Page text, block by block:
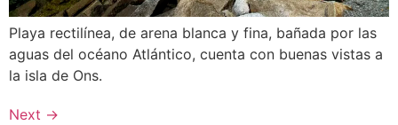
Playa rectilínea, de arena blanca y fina, bañada por las
aguas del océano Atlántico, cuenta con buenas vistas a
la isla de Ons.
Next →